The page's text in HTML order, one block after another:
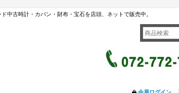
中古時計・カバン・財布・宝石を店頭、ネットで販売中。